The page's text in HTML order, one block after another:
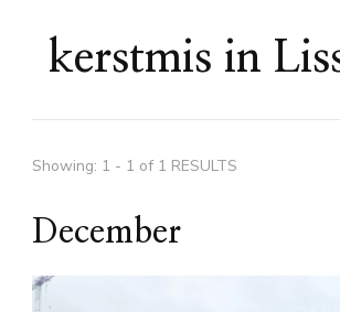
kerstmis in
Showing: 1 - 1 of 1 RESULTS
December